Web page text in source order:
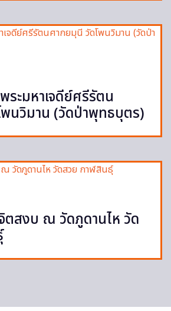
ระมหาเจดีย์ศรีรัตน
นวิมาน (วัดป่าพุทธบุตร)
ตสงบ ณ วัดภูดานไห วัด